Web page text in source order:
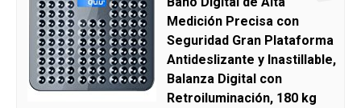
Medición Precisa con
Seguridad Gran Plataforma
Antideslizante y Inastillable,
Balanza Digital con
Retroiluminación, 180 kg